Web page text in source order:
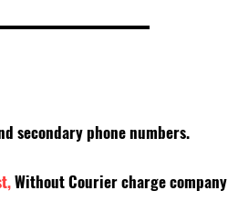
secondary phone numbers.
Without Courier charge company